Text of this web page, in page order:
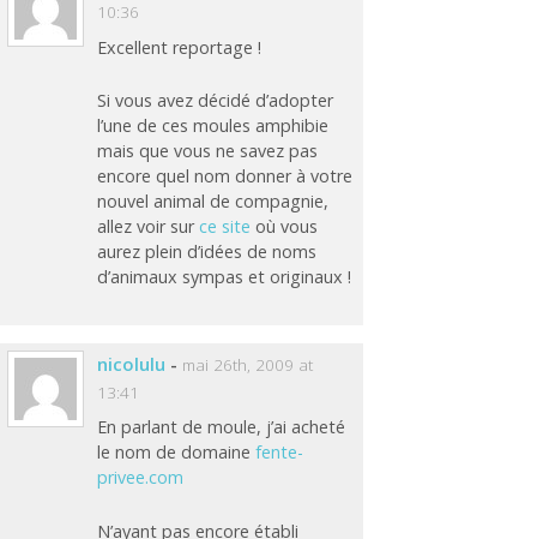
10:36
Excellent reportage !
Si vous avez décidé d’adopter
l’une de ces moules amphibie
mais que vous ne savez pas
encore quel nom donner à votre
nouvel animal de compagnie,
allez voir surce site où vous
aurez plein d’idées de noms
d’animaux sympas et originaux !
nicolulu - mai 26th, 2009 at
13:41
En parlant de moule, j’ai acheté
le nom de domainefente-
privee.com
N’ayant pas encore établi